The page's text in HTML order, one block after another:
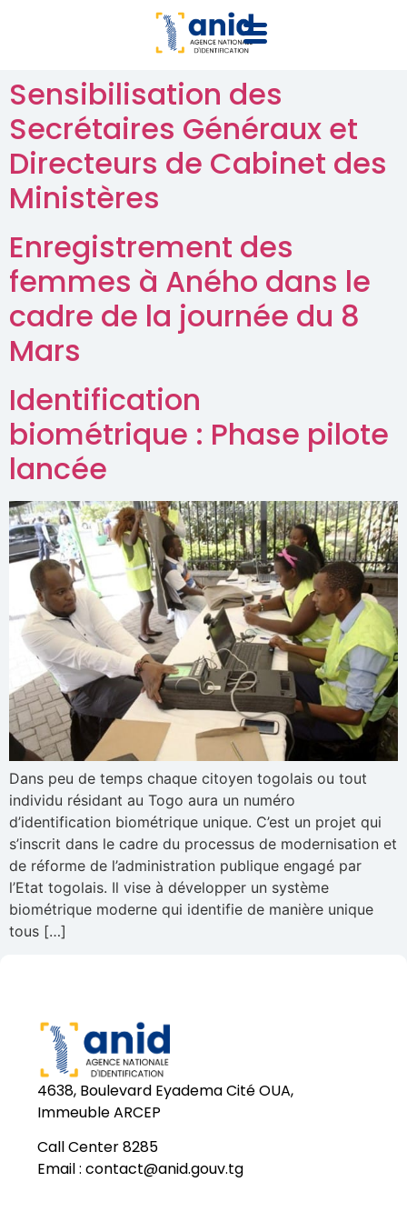
Sensibilisation des
Secrétaires Généraux et
Directeurs de Cabinet des
Ministères
Enregistrement des
femmes à Aného dans le
cadre de la journée du 8
Mars
Identification
biométrique : Phase pilote
lancée
Dans peu de temps chaque citoyen togolais ou tout
individu résidant au Togo aura un numéro
d’identification biométrique unique. C’est un projet qui
s’inscrit dans le cadre du processus de modernisation et
de réforme de l’administration publique engagé par
l’Etat togolais. Il vise à développer un système
biométrique moderne qui identifie de manière unique
tous […]
4638, Boulevard Eyadema Cité OUA,
Immeuble ARCEP
Call Center 8285
Email : contact@anid.gouv.tg